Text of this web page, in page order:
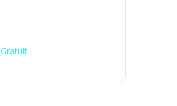
Gratuit